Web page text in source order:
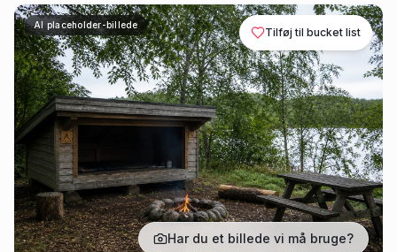
AI placeholder-billede
Tilføj til bucket list
Har du et billede vi må bruge?